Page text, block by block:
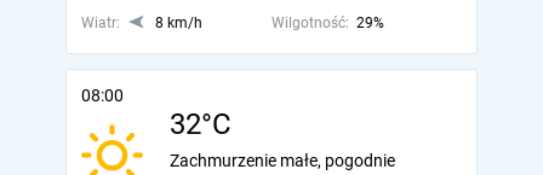
Wiatr: 8 km/h Wilgotność: 29%
08:00
32°C
Zachmurzenie małe, pogodnie